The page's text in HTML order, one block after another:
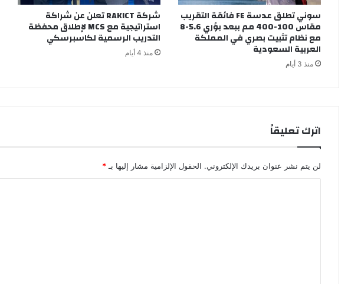
سوني تطلق عدسة FE فائقة التقريب
مقاس 100-400 مم ببعد بؤري 5.6-8
مع نظام تثبيت بصري في المملكة
العربية السعودية
منذ 3 أيام
شركة RAKICT تعلن عن شراكة
استراتيجية مع MCS لإطلاق محفظة
التدريب الرسمية لكاسبرسكي
منذ 4 أيام
اترك تعليقاً
لن يتم نشر عنوان بريدك الإلكتروني. الحقول الإلزامية مشار إليها بـ *